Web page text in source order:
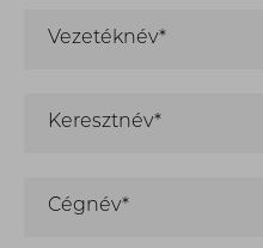
Vezetéknév*
Keresztnév*
Cégnév*